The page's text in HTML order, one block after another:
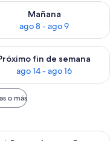
7 - ago 8
Mañana
ago 8 - ago 9
la disponibilidad
de semana ago 7 -
fin de semana
ago 14 - ago 16
la disponibilidad
o más
cama de alta calidad y caja